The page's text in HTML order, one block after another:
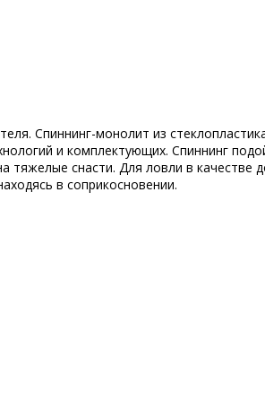
Спиннинг-монолит из
и комплектующих. Спиннинг
снасти. Для ловли в качестве
в соприкосновении.